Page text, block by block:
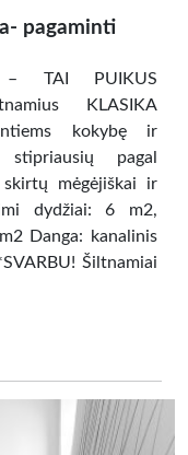
pagaminti
– TAI PUIKUS
KLASIKA
kokybę ir
pagal
skirtų mėgėjiškai ir
dydžiai: 6 m2,
Danga: kanalinis
Šiltnamiai